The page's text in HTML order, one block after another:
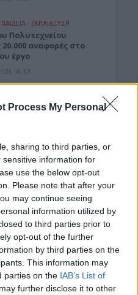
Process My Personal
sharing to third parties, or
information for
use the below opt-out
Please note that after your
may continue seeing
information utilized by
to third parties prior to
opt-out of the further
by third parties on the
This information may
parties on the IAB’s List of
further disclose it to other
ΠΑΙΔΕΙΑ - ΕΚΠΑΙΔΕΥΣΗ
Πολυτεχνείου
20.000 αναφορές στο
έργο
16:53
16:48
ελλείψεις στα
ακόμη και
16:46